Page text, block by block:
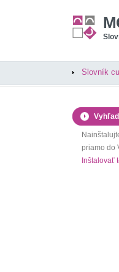
Slovník
priamo do
Inštalovať